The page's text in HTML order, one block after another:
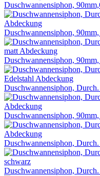
Duschwannensiphon,
Duschwannensiphon,
Duschwannensiphon,
Duschwannensiphon,
Duschwannensiphon,
Duschwannensiphon,
Duschwannensiphon,